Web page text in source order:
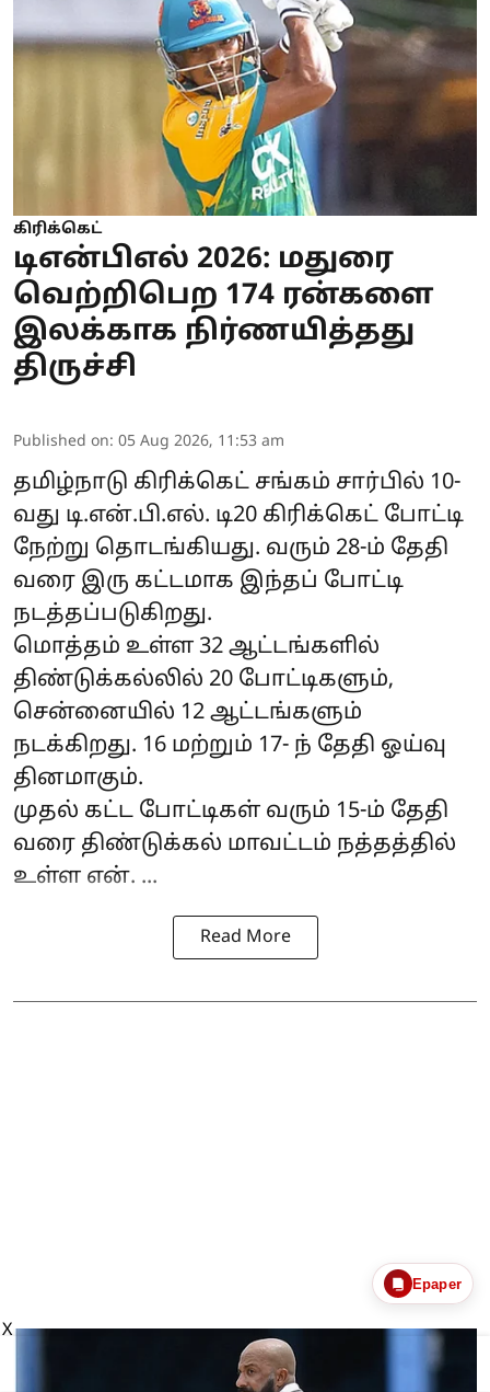
கிரிக்கெட்
டிஎன்பிஎல் 2026: மதுரை
வெற்றிபெற 174 ரன்களை
இலக்காக நிர்ணயித்தது
திருச்சி
Published on: 05 Aug 2026, 11:53 am
தமிழ்நாடு கிரிக்கெட் சங்கம் சார்பில் 10-
வது டி.என்.பி.எல். டி20 கிரிக்கெட் போட்டி
நேற்று தொடங்கியது. வரும் 28-ம் தேதி
வரை இரு கட்டமாக இந்தப் போட்டி
நடத்தப்படுகிறது.
மொத்தம் உள்ள 32 ஆட்டங்களில்
திண்டுக்கல்லில் 20 போட்டிகளும்,
சென்னையில் 12 ஆட்டங்களும்
நடக்கிறது. 16 மற்றும் 17- ந் தேதி ஓய்வு
தினமாகும்.
முதல் கட்ட போட்டிகள் வரும் 15-ம் தேதி
வரை திண்டுக்கல் மாவட்டம் நத்தத்தில்
உள்ள என். ...
Read More
Epaper
X